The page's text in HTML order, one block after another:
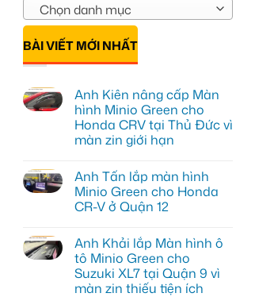
Chọn danh mục
BÀI VIẾT MỚI NHẤT
Anh Kiên nâng cấp Màn
hình Minio Green cho
Honda CRV tại Thủ Đức vì
màn zin giới hạn
bình
luận
ở
Anh
cấp
Màn
hình
Minio
Green
cho
Anh Tấn lắp màn hình
Minio Green cho Honda
CR-V ở Quận 12
bình
luận
ở
Anh
Tấn
Anh Khải lắp Màn hình ô
tô Minio Green cho
Suzuki XL7 tại Quận 9 vì
màn zin thiếu tiện ích